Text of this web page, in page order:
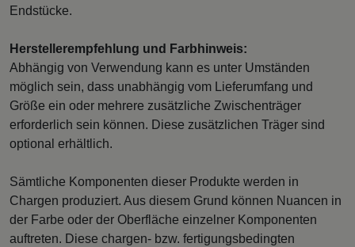
Endstücke.
Herstellerempfehlung und Farbhinweis:
Abhängig von Verwendung kann es unter Umständen
möglich sein, dass unabhängig vom Lieferumfang und
Größe ein oder mehrere zusätzliche Zwischenträger
erforderlich sein können. Diese zusätzlichen Träger sind
optional erhältlich.
Sämtliche Komponenten dieser Produkte werden in
Chargen produziert. Aus diesem Grund können Nuancen in
der Farbe oder der Oberfläche einzelner Komponenten
auftreten. Diese chargen- bzw. fertigungsbedingten